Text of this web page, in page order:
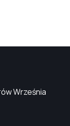
Września